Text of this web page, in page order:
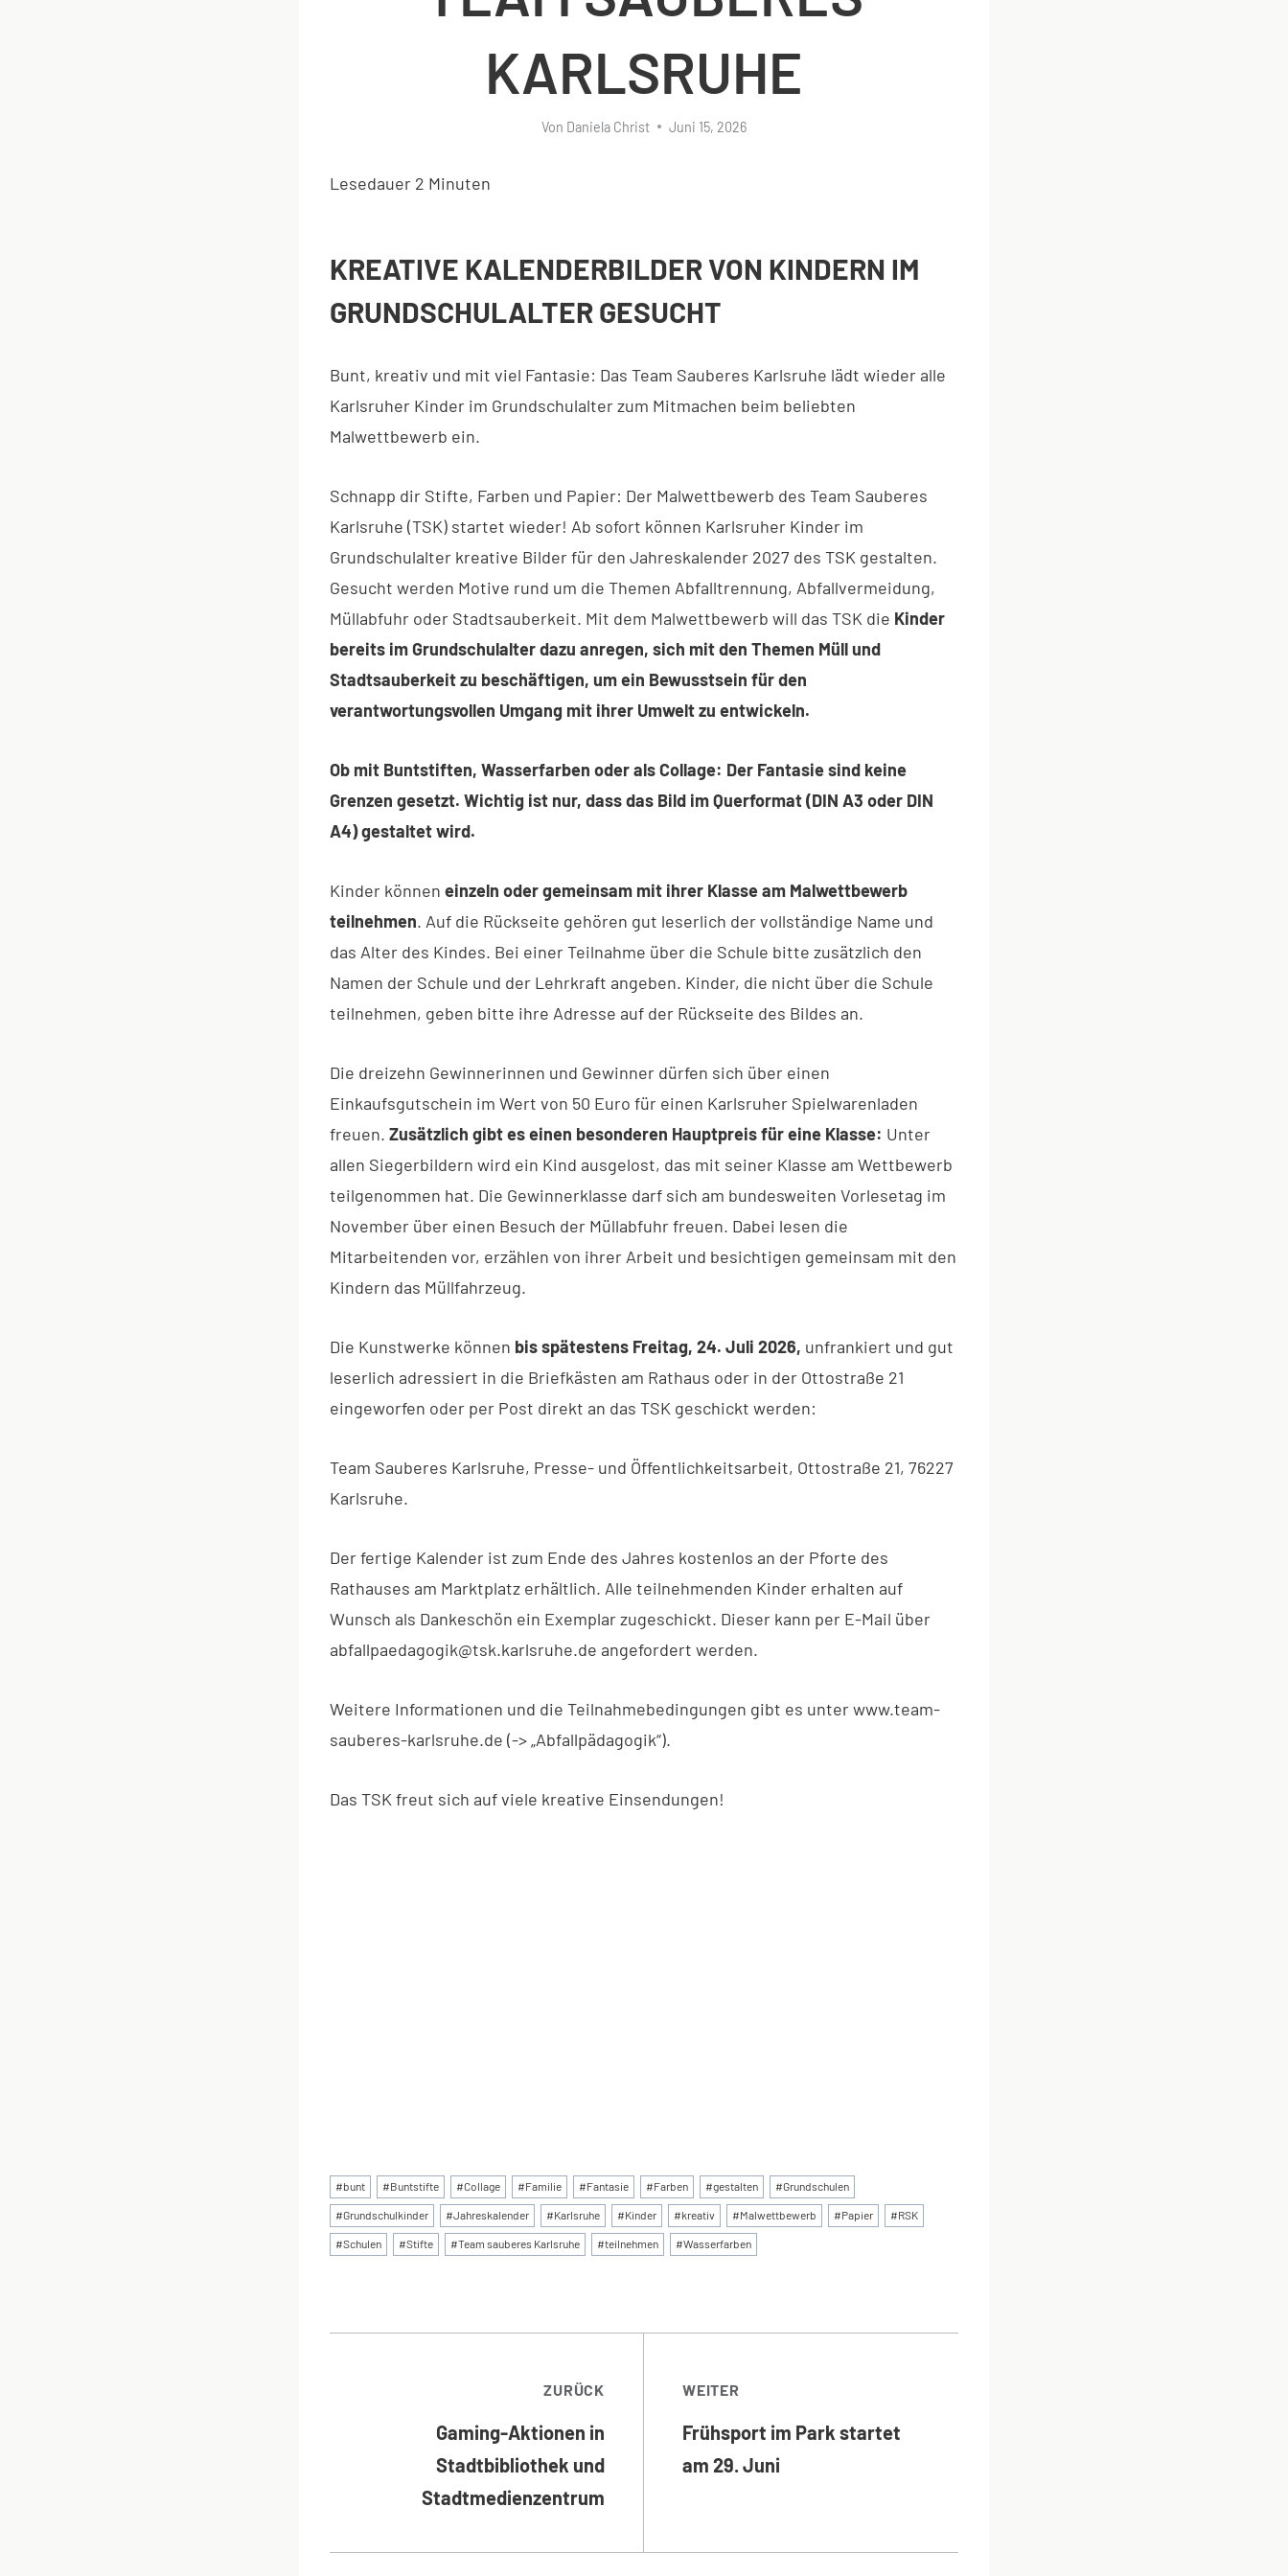
KARLSRUHE
Von Daniela Christ Juni 15, 2026
Lesedauer 2 Minuten
KREATIVE KALENDERBILDER VON KINDERN IM
GRUNDSCHULALTER GESUCHT
Bunt, kreativ und mit viel Fantasie: Das Team Sauberes Karlsruhe lädt wieder alle
Karlsruher Kinder im Grundschulalter zum Mitmachen beim beliebten
Malwettbewerb ein.
Schnapp dir Stifte, Farben und Papier: Der Malwettbewerb des Team Sauberes
Karlsruhe (TSK) startet wieder! Ab sofort können Karlsruher Kinder im
Grundschulalter kreative Bilder für den Jahreskalender 2027 des TSK gestalten.
Gesucht werden Motive rund um die Themen Abfalltrennung, Abfallvermeidung,
Müllabfuhr oder Stadtsauberkeit. Mit dem Malwettbewerb will das TSK die Kinder
bereits im Grundschulalter dazu anregen, sich mit den Themen Müll und
Stadtsauberkeit zu beschäftigen, um ein Bewusstsein für den
verantwortungsvollen Umgang mit ihrer Umwelt zu entwickeln.
Ob mit Buntstiften, Wasserfarben oder als Collage: Der Fantasie sind keine
Grenzen gesetzt. Wichtig ist nur, dass das Bild im Querformat (DIN A3 oder DIN
A4) gestaltet wird.
Kinder können einzeln oder gemeinsam mit ihrer Klasse am Malwettbewerb
teilnehmen. Auf die Rückseite gehören gut leserlich der vollständige Name und
das Alter des Kindes. Bei einer Teilnahme über die Schule bitte zusätzlich den
Namen der Schule und der Lehrkraft angeben. Kinder, die nicht über die Schule
teilnehmen, geben bitte ihre Adresse auf der Rückseite des Bildes an.
Die dreizehn Gewinnerinnen und Gewinner dürfen sich über einen
Einkaufsgutschein im Wert von 50 Euro für einen Karlsruher Spielwarenladen
freuen. Zusätzlich gibt es einen besonderen Hauptpreis für eine Klasse: Unter
allen Siegerbildern wird ein Kind ausgelost, das mit seiner Klasse am Wettbewerb
teilgenommen hat. Die Gewinnerklasse darf sich am bundesweiten Vorlesetag im
November über einen Besuch der Müllabfuhr freuen. Dabei lesen die
Mitarbeitenden vor, erzählen von ihrer Arbeit und besichtigen gemeinsam mit den
Kindern das Müllfahrzeug.
Die Kunstwerke können bis spätestens Freitag, 24. Juli 2026, unfrankiert und gut
leserlich adressiert in die Briefkästen am Rathaus oder in der Ottostraße 21
eingeworfen oder per Post direkt an das TSK geschickt werden:
Team Sauberes Karlsruhe, Presse- und Öffentlichkeitsarbeit, Ottostraße 21, 76227
Karlsruhe.
Der fertige Kalender ist zum Ende des Jahres kostenlos an der Pforte des
Rathauses am Marktplatz erhältlich. Alle teilnehmenden Kinder erhalten auf
Wunsch als Dankeschön ein Exemplar zugeschickt. Dieser kann per E-Mail über
abfallpaedagogik@tsk.karlsruhe.de angefordert werden.
Weitere Informationen und die Teilnahmebedingungen gibt es unter www.team-
sauberes-karlsruhe.de (-> „Abfallpädagogik“).
Das TSK freut sich auf viele kreative Einsendungen!
Schlagworte:
#bunt #Buntstifte #Collage #Familie #Fantasie #Farben #gestalten #Grundschulen
#Grundschulkinder #Jahreskalender #Karlsruhe #Kinder #kreativ #Malwettbewerb #Papier #RSK
#Schulen #Stifte #Team sauberes Karlsruhe #teilnehmen #Wasserfarben
BEITRAGSNAVIGATION
ZURÜCK
Gaming-Aktionen in
Stadtbibliothek und
Stadtmedienzentrum
WEITER
Frühsport im Park startet
am 29. Juni